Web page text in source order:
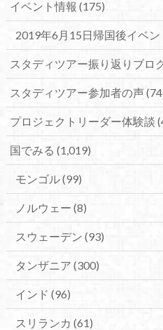
イベント情報 (175)
2019年6月15日帰国後イベ
スタディツアー振り返りブロ
スタディツアー参加者の声
プロジェクトリーダー体験談
国でみる (1,019)
モンゴル(99)
ノルウェー (8)
スウェーデン (93)
タンザニア (300)
インド (96)
スリランカ (61)